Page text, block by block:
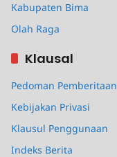
Kabupaten Bima
Olah Raga
Klausal
Pedoman Pemberitaan
Kebijakan Privasi
Klausul Penggunaan
Indeks Berita